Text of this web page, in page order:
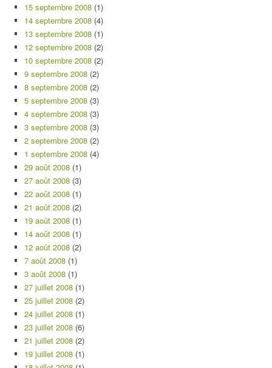
15 septembre 2008 (1)
14 septembre 2008 (4)
13 septembre 2008 (1)
12 septembre 2008 (2)
10 septembre 2008 (2)
9 septembre 2008 (2)
8 septembre 2008 (2)
5 septembre 2008 (3)
4 septembre 2008 (3)
3 septembre 2008 (3)
2 septembre 2008 (2)
1 septembre 2008 (4)
29 août 2008 (1)
27 août 2008 (3)
22 août 2008 (1)
21 août 2008 (2)
19 août 2008 (1)
14 août 2008 (1)
12 août 2008 (2)
7 août 2008 (1)
3 août 2008 (1)
27 juillet 2008 (1)
25 juillet 2008 (2)
24 juillet 2008 (1)
23 juillet 2008 (6)
21 juillet 2008 (2)
19 juillet 2008 (1)